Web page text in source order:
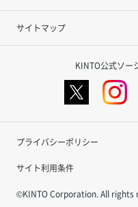
サイトマップ
KINTO公式ソー
プライバシーポリシー
サイト利用条件
©KINTO Corporation. All rights